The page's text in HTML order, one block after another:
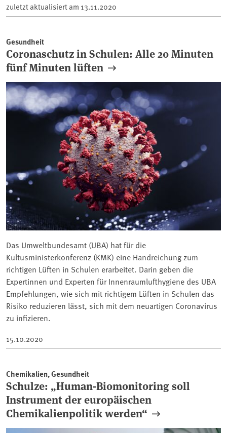
zuletzt aktualisiert am 13.11.2020
Gesundheit
Coronaschutz in Schulen: Alle 20 Minuten
fünf Minuten lüften
Das Umweltbundesamt (UBA) hat für die
Kultusministerkonferenz (KMK) eine Handreichung zum
richtigen Lüften in Schulen erarbeitet. Darin geben die
Expertinnen und Experten für Innenraumlufthygiene des UBA
Empfehlungen, wie sich mit richtigem Lüften in Schulen das
Risiko reduzieren lässt, sich mit dem neuartigen Coronavirus
zu infizieren.
15.10.2020
Chemikalien, Gesundheit
Schulze: „Human-Biomonitoring soll
Instrument der europäischen
Chemikalienpolitik werden“